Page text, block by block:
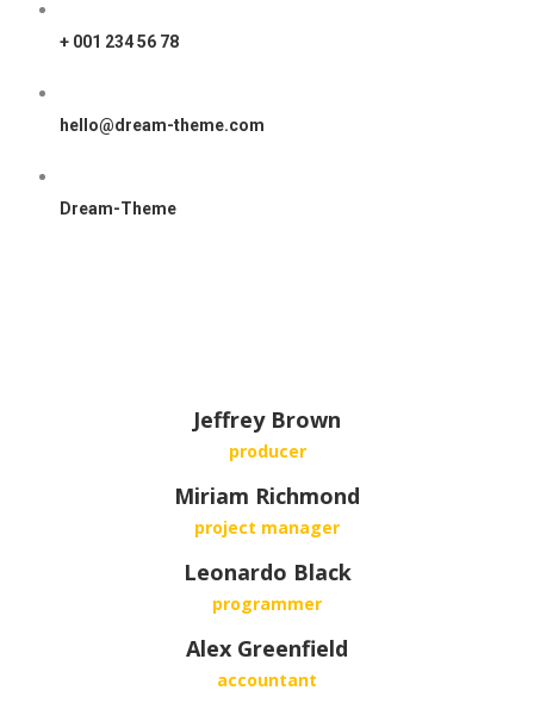
+ 001 234 56 78
hello@dream-theme.com
Dream-Theme
Jeffrey Brown
producer
Miriam Richmond
project manager
Leonardo Black
programmer
Alex Greenfield
accountant